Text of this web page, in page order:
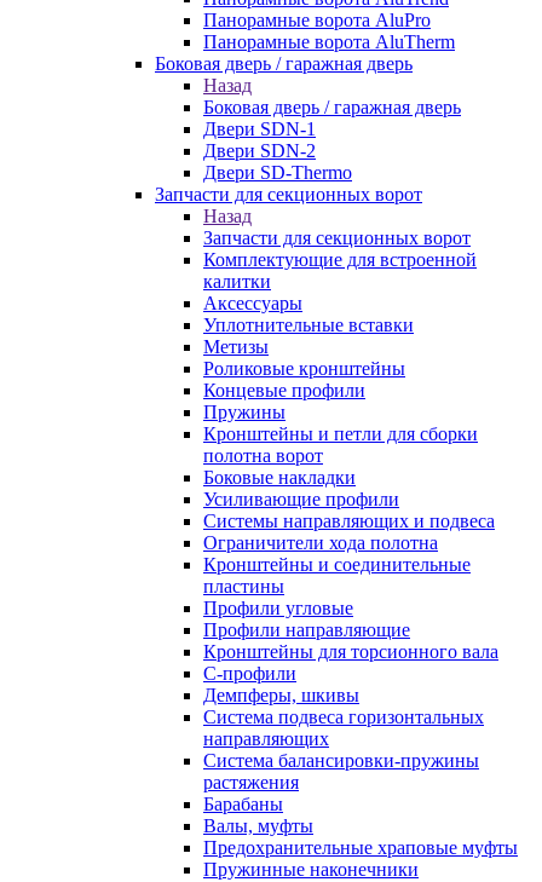
Панорамные ворота AluPro
Панорамные ворота AluTherm
Боковая дверь / гаражная дверь
Назад
Боковая дверь / гаражная дверь
Двери SDN-1
Двери SDN-2
Двери SD-Thermo
Запчасти для секционных ворот
Назад
Запчасти для секционных ворот
Комплектующие для встроенной
калитки
Аксессуары
Уплотнительные вставки
Метизы
Роликовые кронштейны
Концевые профили
Пружины
Кронштейны и петли для сборки
полотна ворот
Боковые накладки
Усиливающие профили
Системы направляющих и подвеса
Ограничители хода полотна
Кронштейны и соединительные
пластины
Профили угловые
Профили направляющие
Кронштейны для торсионного вала
С-профили
Демпферы, шкивы
Система подвеса горизонтальных
направляющих
Система балансировки-пружины
растяжения
Барабаны
Валы, муфты
Предохранительные храповые муфты
Пружинные наконечники